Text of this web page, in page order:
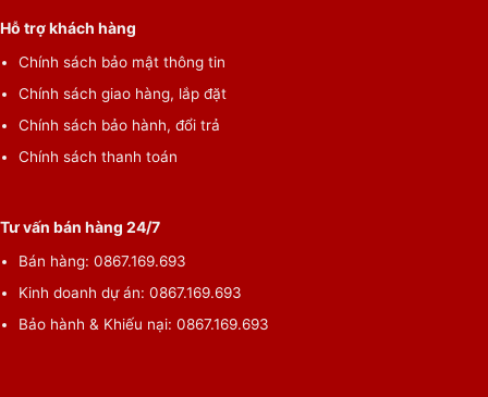
Hỗ trợ khách hàng
Chính sách bảo mật thông tin
Chính sách giao hàng, lắp đặt
Chính sách bảo hành, đổi trả
Chính sách thanh toán
Tư vấn bán hàng 24/7
Bán hàng: 0867.169.693
Kinh doanh dự án: 0867.169.693
Bảo hành & Khiếu nại: 0867.169.693